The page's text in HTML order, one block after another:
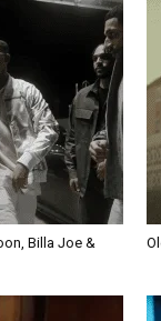
Billa Joe &